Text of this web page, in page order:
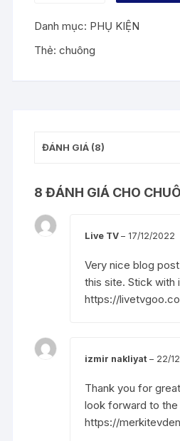
số
lượng
Danh mục: PHỤ KIỆN
Thẻ:chuông
ĐÁNH GIÁ (8)
8 ĐÁNH GIÁ CHO
Live TV– 17/12/2022
Very nice blog
this site. Stick with
https://
izmir nakliyat– 22/
Thank you for
look forward to the
https://